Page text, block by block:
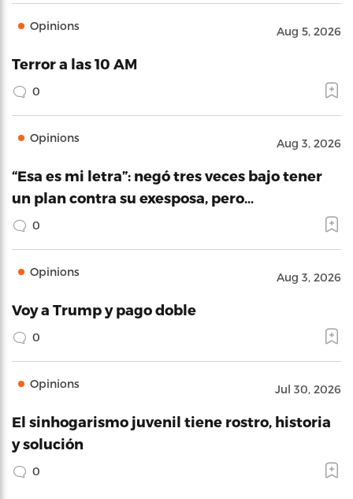
Opinions Aug 5, 2026
Terror a las 10 AM
0
Opinions Aug 3, 2026
“Esa es mi letra”: negó tres veces bajo tener
un plan contra su exesposa, pero…
0
Opinions Aug 3, 2026
Voy a Trump y pago doble
0
Opinions Jul 30, 2026
El sinhogarismo juvenil tiene rostro, historia
y solución
0